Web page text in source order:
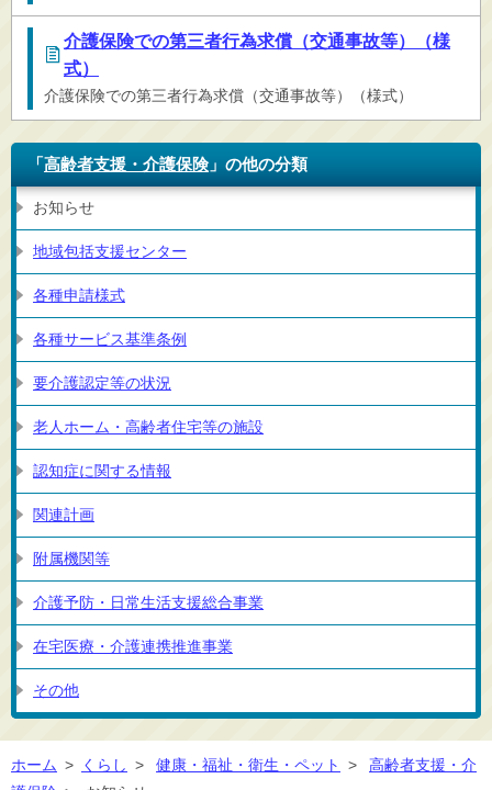
介護保険での第三者行為求償（交通事故等）（様
式）
介護保険での第三者行為求償（交通事故等）（様式）
「高齢者支援・介護保険」の他の分類
お知らせ
地域包括支援センター
各種申請様式
各種サービス基準条例
要介護認定等の状況
老人ホーム・高齢者住宅等の施設
認知症に関する情報
関連計画
附属機関等
介護予防・日常生活支援総合事業
在宅医療・介護連携推進事業
その他
ホーム > くらし > 健康・福祉・衛生・ペット >
高齢者支援・介